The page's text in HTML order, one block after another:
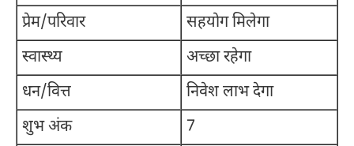
प्रेम/परिवार
सहयोग मिलेगा
स्वास्थ्य
अच्छा रहेगा
धन/वित्त
निवेश लाभ देगा
शुभ अंक
7